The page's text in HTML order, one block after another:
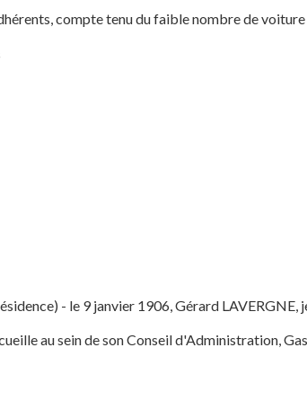
compte tenu du faible nombre de voiture
- le 9 janvier 1906, Gérard LAVERGNE,
au sein de son Conseil d'Administration,